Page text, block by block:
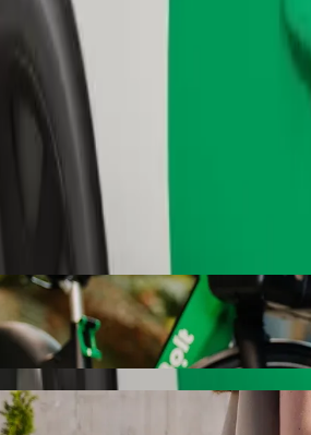
dolaşın
Circle noktasından